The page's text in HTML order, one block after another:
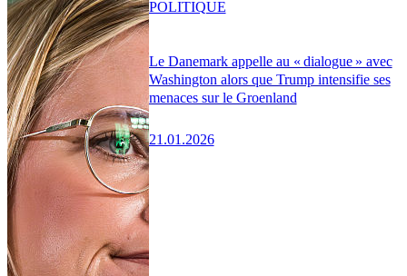
Le Danemark appelle au « dialogue » avec
Washington alors que Trump intensifie ses
menaces sur le Groenland
21.01.2026
POLITIQUE